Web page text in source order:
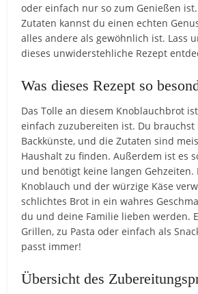
oder einfach nur so zum Genießen
Zutaten kannst du einen echten
alles andere als gewöhnlich ist. Lass
dieses unwiderstehliche Rezept
Was dieses Rezept so
Das Tolle an diesem Knoblauchbrot
einfach zuzubereiten ist. Du brauchst
Backkünste, und die Zutaten sind
Haushalt zu finden. Außerdem ist es
und benötigt keine langen Gehzeiten.
Knoblauch und der würzige Käse
schlichtes Brot in ein wahres
du und deine Familie lieben werden.
Grillen, zu Pasta oder einfach als
passt immer!
Übersicht des